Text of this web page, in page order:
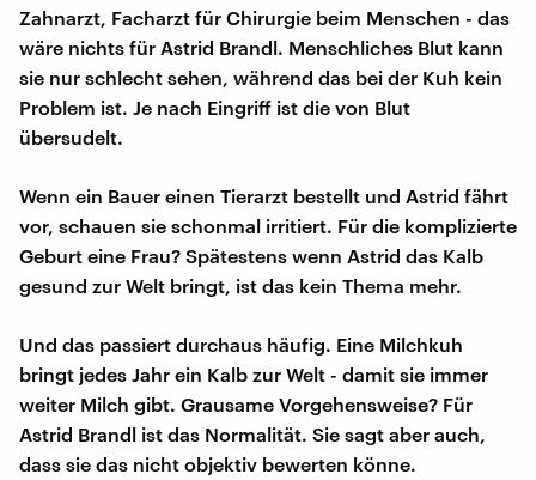
Zahnarzt, Facharzt für Chirurgie beim Menschen - das
wäre nichts für Astrid Brandl. Menschliches Blut kann
sie nur schlecht sehen, während das bei der Kuh kein
Problem ist. Je nach Eingriff ist die von Blut
übersudelt.
Wenn ein Bauer einen Tierarzt bestellt und Astrid fährt
vor, schauen sie schonmal irritiert. Für die komplizierte
Geburt eine Frau? Spätestens wenn Astrid das Kalb
gesund zur Welt bringt, ist das kein Thema mehr.
Und das passiert durchaus häufig. Eine Milchkuh
bringt jedes Jahr ein Kalb zur Welt - damit sie immer
weiter Milch gibt. Grausame Vorgehensweise? Für
Astrid Brandl ist das Normalität. Sie sagt aber auch,
dass sie das nicht objektiv bewerten könne.